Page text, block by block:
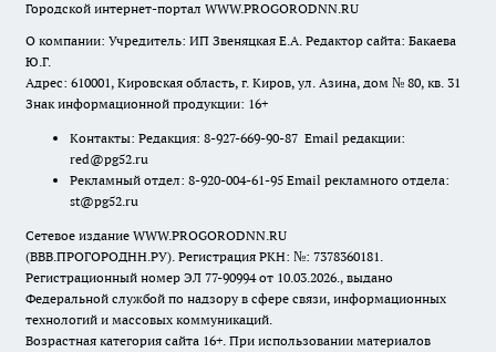
Городской интернет-портал WWW.PROGORODNN.RU
О компании: Учредитель: ИП Звеняцкая Е.А. Редактор сайта: Бакаева
Ю.Г.
Адрес: 610001, Кировская область, г. Киров, ул. Азина, дом № 80, кв. 31
Знак информационной продукции: 16+
Контакты: Редакция: 8-927-669-90-87 Email редакции:
red@pg52.ru
Рекламный отдел: 8-920-004-61-95 Email рекламного отдела:
st@pg52.ru
Сетевое издание WWW.PROGORODNN.RU
(ВВВ.ПРОГОРОДНН.РУ). Регистрация РКН: №: 7378360181.
Регистрационный номер ЭЛ 77-90994 от 10.03.2026., выдано
Федеральной службой по надзору в сфере связи, информационных
технологий и массовых коммуникаций.
Возрастная категория сайта 16+. При использовании материалов